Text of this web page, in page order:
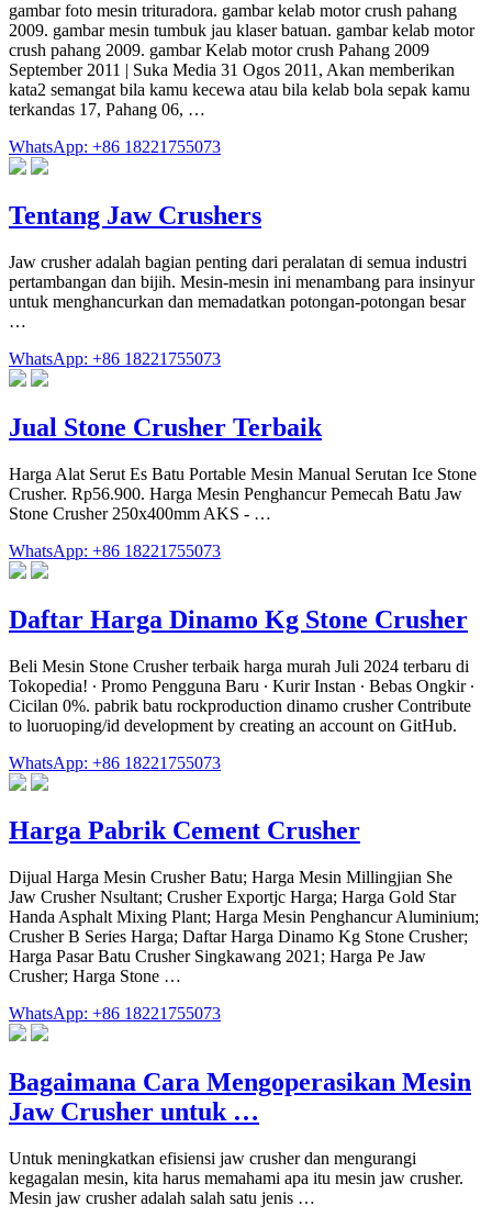
gambar foto mesin trituradora. gambar kelab motor crush pahang
2009. gambar mesin tumbuk jau klaser batuan. gambar kelab motor
crush pahang 2009. gambar Kelab motor crush Pahang 2009
September 2011 | Suka Media 31 Ogos 2011, Akan memberikan
kata2 semangat bila kamu kecewa atau bila kelab bola sepak kamu
terkandas 17, Pahang 06, …
WhatsApp: +86 18221755073
Tentang Jaw Crushers
Jaw crusher adalah bagian penting dari peralatan di semua industri
pertambangan dan bijih. Mesin-mesin ini menambang para insinyur
untuk menghancurkan dan memadatkan potongan-potongan besar
…
WhatsApp: +86 18221755073
Jual Stone Crusher Terbaik
Harga Alat Serut Es Batu Portable Mesin Manual Serutan Ice Stone
Crusher. Rp56.900. Harga Mesin Penghancur Pemecah Batu Jaw
Stone Crusher 250x400mm AKS - …
WhatsApp: +86 18221755073
Daftar Harga Dinamo Kg Stone Crusher
Beli Mesin Stone Crusher terbaik harga murah Juli 2024 terbaru di
Tokopedia! ∙ Promo Pengguna Baru ∙ Kurir Instan ∙ Bebas Ongkir ∙
Cicilan 0%. pabrik batu rockproduction dinamo crusher Contribute
to luoruoping/id development by creating an account on GitHub.
WhatsApp: +86 18221755073
Harga Pabrik Cement Crusher
Dijual Harga Mesin Crusher Batu; Harga Mesin Millingjian She
Jaw Crusher Nsultant; Crusher Exportjc Harga; Harga Gold Star
Handa Asphalt Mixing Plant; Harga Mesin Penghancur Aluminium;
Crusher B Series Harga; Daftar Harga Dinamo Kg Stone Crusher;
Harga Pasar Batu Crusher Singkawang 2021; Harga Pe Jaw
Crusher; Harga Stone …
WhatsApp: +86 18221755073
Bagaimana Cara Mengoperasikan Mesin
Jaw Crusher untuk …
Untuk meningkatkan efisiensi jaw crusher dan mengurangi
kegagalan mesin, kita harus memahami apa itu mesin jaw crusher.
Mesin jaw crusher adalah salah satu jenis …